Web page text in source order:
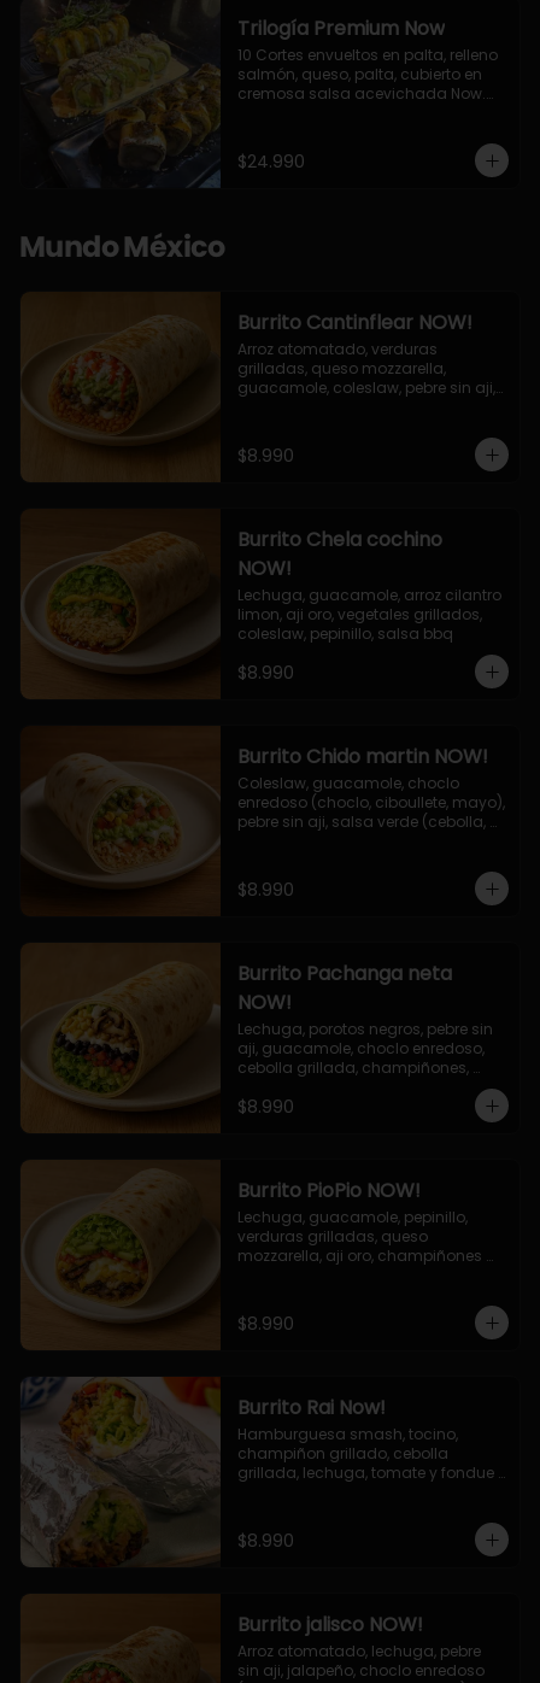
Trilogía Premium Now
10 Cortes envueltos en palta, relleno
salmón, queso, palta, cubierto en
cremosa salsa acevichada Now.
palta, cubierto con topping de
chimichurri de la casa flambeado.
$24.990
Mundo México
Burrito Cantinflear NOW!
Arroz atomatado, verduras
grilladas, queso mozzarella,
guacamole, coleslaw, pebre sin aji,
$8.990
Burrito Chela cochino
NOW!
Lechuga, guacamole, arroz cilantro
limon, aji oro, vegetales grillados,
coleslaw, pepinillo, salsa bbq
$8.990
Burrito Chido martin NOW!
Coleslaw, guacamole, choclo
enredoso (choclo, ciboullete, mayo),
pebre sin aji, salsa verde (cebolla,
$8.990
Burrito Pachanga neta
NOW!
Lechuga, porotos negros, pebre sin
aji, guacamole, choclo enredoso,
cebolla grillada, champiñones,
$8.990
Burrito PioPio NOW!
Lechuga, guacamole, pepinillo,
verduras grilladas, queso
mozzarella, aji oro, champiñones
$8.990
Burrito Rai Now!
Hamburguesa smash, tocino,
champiñon grillado, cebolla
grillada, lechuga, tomate y fondue
$8.990
Burrito jalisco NOW!
Arroz atomatado, lechuga, pebre
sin aji, jalapeño, choclo enredoso